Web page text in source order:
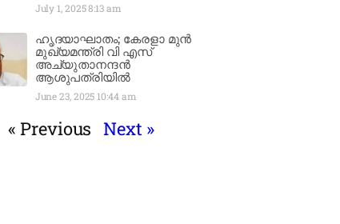
July 1, 20258:13 am
ഹൃദയാഘാതം; കേരളാ മുൻ
മുഖ്യമന്ത്രി വി എസ്
അച്യുതാനന്ദൻ
ആശുപത്രിയിൽ
June 23, 2025 10:44 am
« Previous Next »